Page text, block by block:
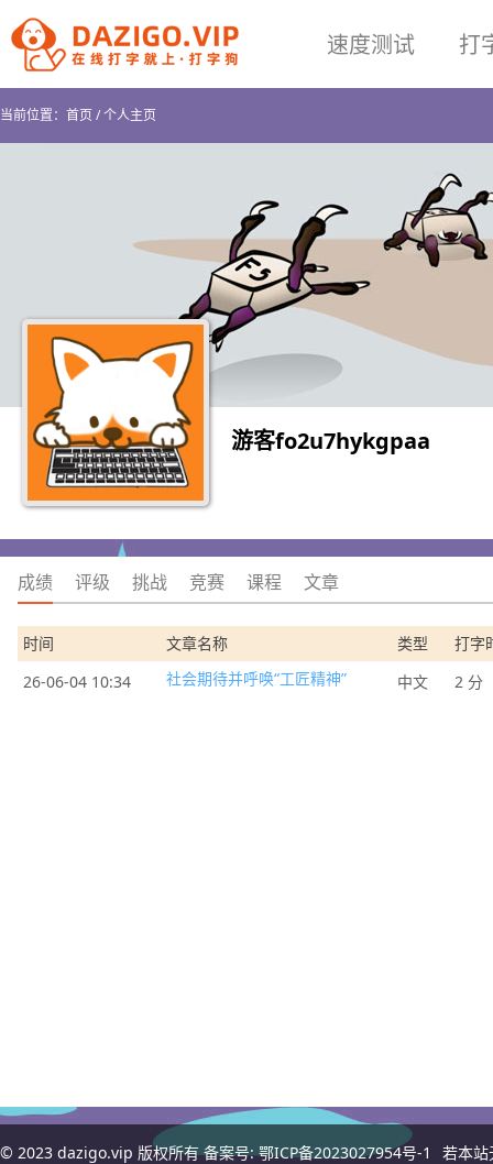
速度测试 打
当前位置： 首页/个人主页
游客fo2u7hykgpaa
成绩 评级 挑战 竞赛 课程 文章
时间 文章名称 类型
打字
26-06-04 10:34
社会期待并呼唤“工匠精神” 中文 2 分
© 2023 dazigo.vip 版权所有 备案号:鄂ICP备2023027954号-1 若本